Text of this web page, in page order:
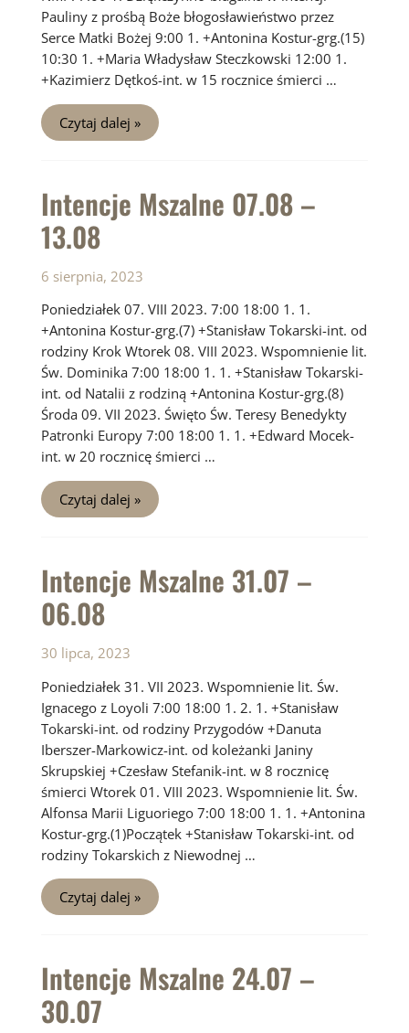
Pauliny z prośbą Boże błogosławieństwo przez
Serce Matki Bożej 9:00 1. +Antonina Kostur-grg.(15)
10:30 1. +Maria Władysław Steczkowski 12:00 1.
+Kazimierz Dętkoś-int. w 15 rocznice śmierci …
Intencje
Mszalne
14.08
Czytaj dalej »
Intencje Mszalne 07.08 –
13.08
6 sierpnia, 2023
Poniedziałek 07. VIII 2023. 7:00 18:00 1. 1.
+Antonina Kostur-grg.(7) +Stanisław Tokarski-int. od
rodziny Krok Wtorek 08. VIII 2023. Wspomnienie lit.
Św. Dominika 7:00 18:00 1. 1. +Stanisław Tokarski-
int. od Natalii z rodziną +Antonina Kostur-grg.(8)
Środa 09. VII 2023. Święto Św. Teresy Benedykty
Patronki Europy 7:00 18:00 1. 1. +Edward Mocek-
int. w 20 rocznicę śmierci …
Intencje
Mszalne
07.08
Czytaj dalej »
Intencje Mszalne 31.07 –
06.08
30 lipca, 2023
Poniedziałek 31. VII 2023. Wspomnienie lit. Św.
Ignacego z Loyoli 7:00 18:00 1. 2. 1. +Stanisław
Tokarski-int. od rodziny Przygodów +Danuta
Iberszer-Markowicz-int. od koleżanki Janiny
Skrupskiej +Czesław Stefanik-int. w 8 rocznicę
śmierci Wtorek 01. VIII 2023. Wspomnienie lit. Św.
Alfonsa Marii Liguoriego 7:00 18:00 1. 1. +Antonina
Kostur-grg.(1)Początek +Stanisław Tokarski-int. od
rodziny Tokarskich z Niewodnej …
Intencje
Mszalne
31.07
Czytaj dalej »
Intencje Mszalne 24.07 –
30.07